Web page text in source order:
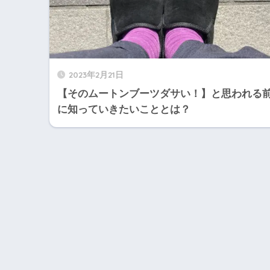
2023年2月21日
【そのムートンブーツダサい！】と思われる
に知っていきたいこととは？